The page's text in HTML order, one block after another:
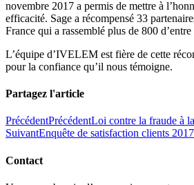
novembre 2017 a permis de mettre à
efficacité. Sage a récompensé 33
France qui a rassemblé plus de 800 d’entre
L’équipe d’IVELEM est fière de cette
pour la confiance qu’il nous témoigne.
Partagez l'article
PrécédentPrécédentLoi contre la fraude à
SuivantEnquête de satisfaction clients 2017
Contact